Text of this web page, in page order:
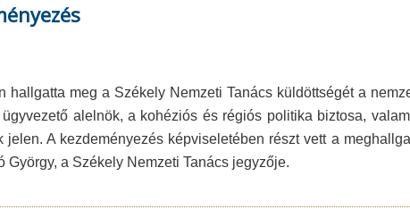
meg a Székely Nemzeti Tanács küldöttségét a
alelnök, a kohéziós és régiós politika biztosa,
A kezdeményezés képviseletében részt vett a
a Székely Nemzeti Tanács jegyzője.